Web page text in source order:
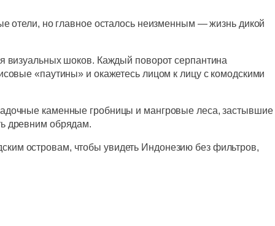
отели, но главное осталось неизменным — жизнь дикой
визуальных шоков. Каждый поворот серпантина
«паутины» и окажетесь лицом к лицу с комодскими
каменные гробницы и мангровые леса, застывшие
древним обрядам.
островам, чтобы увидеть Индонезию без фильтров,